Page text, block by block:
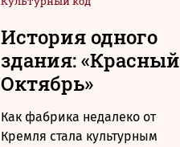
История одного
здания: «Красный
Октябрь»
Как фабрика недалеко от
Кремля стала культурным